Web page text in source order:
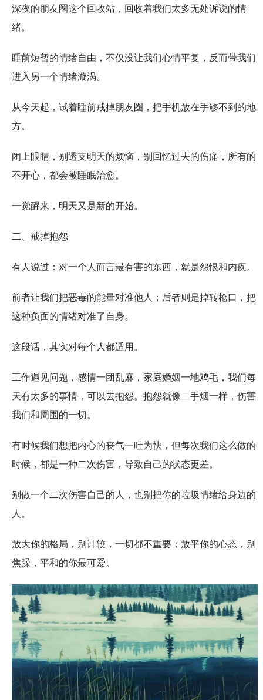
深夜的朋友圈这个回收站，回收着我们太多无处诉说的情
绪。
睡前短暂的情绪自由，不仅没让我们心情平复，反而带我们
进入另一个情绪漩涡。
从今天起，试着睡前戒掉朋友圈，把手机放在手够不到的地
方。
闭上眼睛，别透支明天的烦恼，别回忆过去的伤痛，所有的
不开心，都会被睡眠治愈。
一觉醒来，明天又是新的开始。
二、戒掉抱怨
有人说过：对一个人而言最有害的东西，就是怨恨和内疚。
前者让我们把恶毒的能量对准他人；后者则是掉转枪口，把
这种负面的情绪对准了自身。
这段话，其实对每个人都适用。
工作遇见问题，感情一团乱麻，家庭婚姻一地鸡毛，我们每
天有太多的事情，可以去抱怨。抱怨就像二手烟一样，伤害
我们和周围的一切。
有时候我们想把内心的丧气一吐为快，但每次我们这么做的
时候，都是一种二次伤害，导致自己的状态更差。
别做一个二次伤害自己的人，也别把你的垃圾情绪给身边的
人。
放大你的格局，别计较，一切都不重要；放平你的心态，别
焦躁，平和的你最可爱。